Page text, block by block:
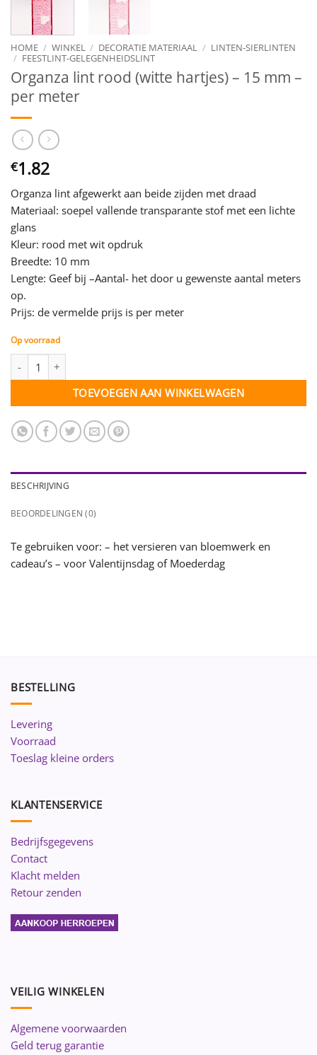
HOME / WINKEL / DECORATIE MATERIAAL / LINTEN-SIERLINTEN
/ FEESTLINT-GELEGENHEIDSLINT
Organza lint rood (witte hartjes) – 15 mm –
per meter
€1.82
Organza lint afgewerkt aan beide zijden met draad
Materiaal: soepel vallende transparante stof met een lichte
glans
Kleur: rood met wit opdruk
Breedte: 10 mm
Lengte: Geef bij –Aantal- het door u gewenste aantal meters
op.
Prijs: de vermelde prijs is per meter
Op voorraad
TOEVOEGEN AAN WINKELWAGEN
BESCHRIJVING
BEOORDELINGEN (0)
Te gebruiken voor: – het versieren van bloemwerk en
cadeau’s – voor Valentijnsdag of Moederdag
BESTELLING
Levering
Voorraad
Toeslag kleine orders
KLANTENSERVICE
Bedrijfsgegevens
Contact
Klacht melden
Retour zenden
VEILIG WINKELEN
Algemene voorwaarden
Geld terug garantie